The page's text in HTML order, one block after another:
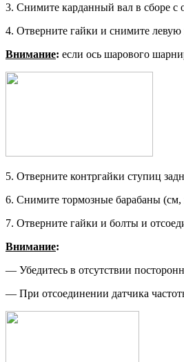
3. Снимите карданный вал в сборе
4. Отверните гайки и снимите левую
Внимание: если ось шарового
5. Отверните контргайки ступиц
6. Снимите тормозные барабаны (см,
7. Отверните гайки и болты и
Внимание:
— Убедитесь в отсутствии
— При отсоединении датчика